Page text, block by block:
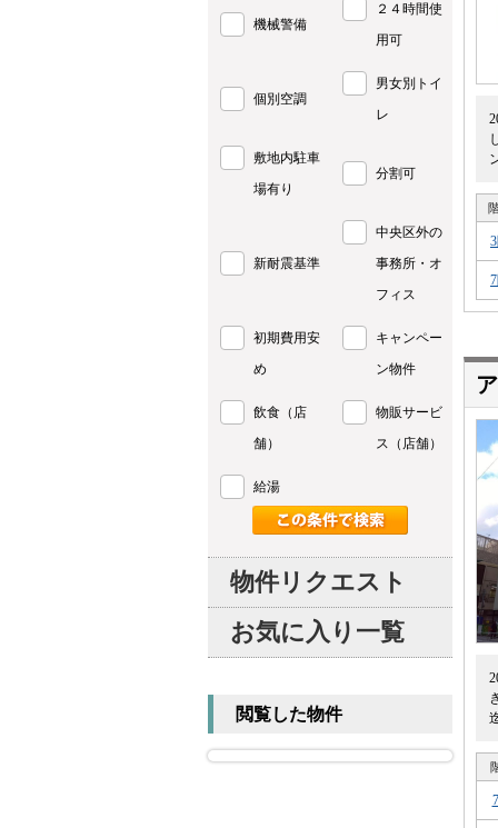
機械警備
２４時間使
用可
個別空調
男女別トイ
レ
敷地内駐車
場有り
分割可
新耐震基準
中央区外の
事務所・オ
フィス
初期費用安
め
キャンペー
ン物件
飲食（店
舗）
物販サービ
ス（店舗）
給湯
物件リクエスト
お気に入り一覧
閲覧した物件